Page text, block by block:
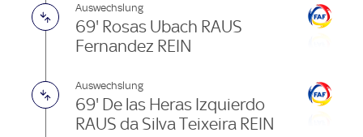
Auswechslung
69' Rosas Ubach RAUS
Fernandez REIN
Auswechslung
69' De las Heras Izquierdo
RAUS da Silva Teixeira REIN